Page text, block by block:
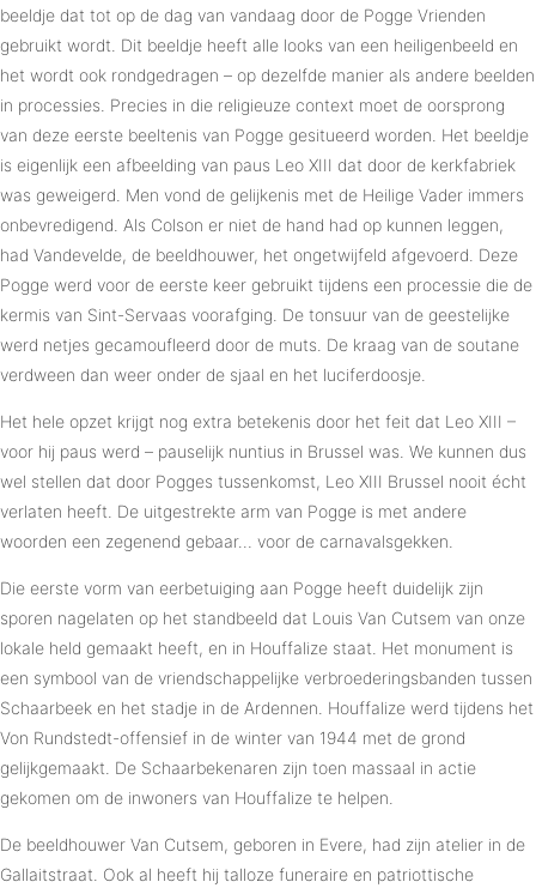
beeldje dat tot op de dag van vandaag door de Pogge Vrienden
gebruikt wordt. Dit beeldje heeft alle looks van een heiligenbeeld en
het wordt ook rondgedragen – op dezelfde manier als andere beelden
in processies. Precies in die religieuze context moet de oorsprong
van deze eerste beeltenis van Pogge gesitueerd worden. Het beeldje
is eigenlijk een afbeelding van paus Leo XIII dat door de kerkfabriek
was geweigerd. Men vond de gelijkenis met de Heilige Vader immers
onbevredigend. Als Colson er niet de hand had op kunnen leggen,
had Vandevelde, de beeldhouwer, het ongetwijfeld afgevoerd. Deze
Pogge werd voor de eerste keer gebruikt tijdens een processie die de
kermis van Sint-Servaas voorafging. De tonsuur van de geestelijke
werd netjes gecamoufleerd door de muts. De kraag van de soutane
verdween dan weer onder de sjaal en het luciferdoosje.
Het hele opzet krijgt nog extra betekenis door het feit dat Leo XIII –
voor hij paus werd – pauselijk nuntius in Brussel was. We kunnen dus
wel stellen dat door Pogges tussenkomst, Leo XIII Brussel nooit écht
verlaten heeft. De uitgestrekte arm van Pogge is met andere
woorden een zegenend gebaar… voor de carnavalsgekken.
Die eerste vorm van eerbetuiging aan Pogge heeft duidelijk zijn
sporen nagelaten op het standbeeld dat Louis Van Cutsem van onze
lokale held gemaakt heeft, en in Houffalize staat. Het monument is
een symbool van de vriendschappelijke verbroederingsbanden tussen
Schaarbeek en het stadje in de Ardennen. Houffalize werd tijdens het
Von Rundstedt-offensief in de winter van 1944 met de grond
gelijkgemaakt. De Schaarbekenaren zijn toen massaal in actie
gekomen om de inwoners van Houffalize te helpen.
De beeldhouwer Van Cutsem, geboren in Evere, had zijn atelier in de
Gallaitstraat. Ook al heeft hij talloze funeraire en patriottische